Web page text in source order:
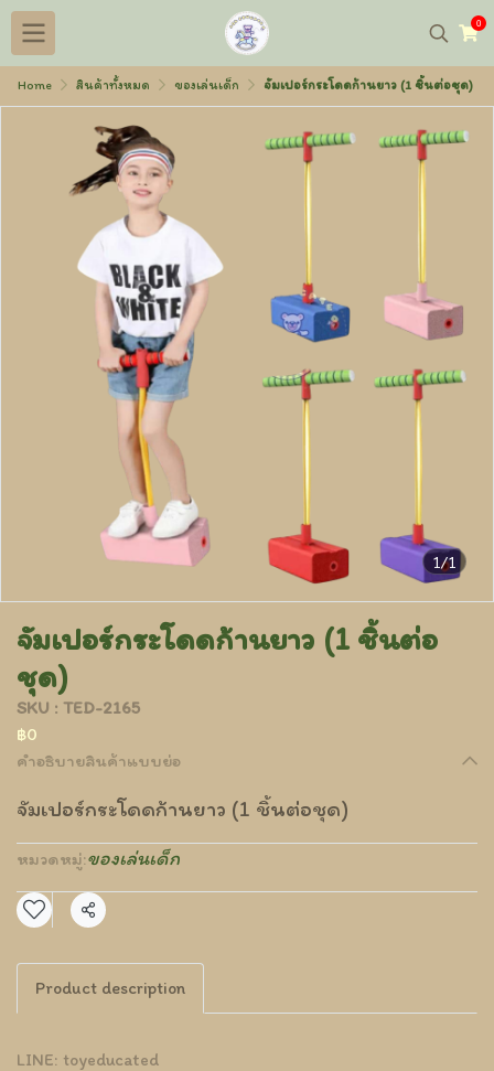
0
Home สินค้าทั้งหมด ของเล่นเด็ก จัมเปอร์กระโดดก้านยาว (1 ชิ้นต่อชุด)
1/1
จัมเปอร์กระโดดก้านยาว (1 ชิ้นต่อ
ชุด)
SKU : TED-2165
฿0
คำอธิบายสินค้าแบบย่อ
จัมเปอร์กระโดดก้านยาว (1 ชิ้นต่อชุด)
หมวดหมู่:ของเล่นเด็ก
แชร์
Product description
LINE: toyeducated